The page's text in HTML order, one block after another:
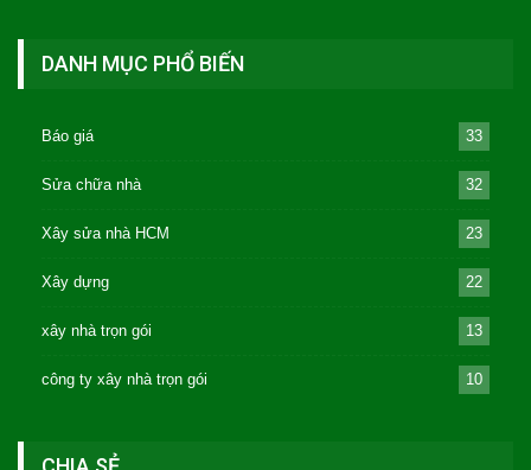
DANH MỤC PHỔ BIẾN
Báo giá 33
Sửa chữa nhà 32
Xây sửa nhà HCM 23
Xây dựng 22
xây nhà trọn gói 13
công ty xây nhà trọn gói 10